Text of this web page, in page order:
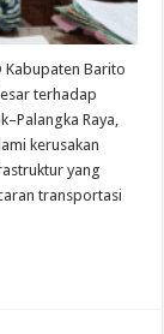
Kabupaten Barito
terhadap
Raya,
kerusakan
yang
transportasi